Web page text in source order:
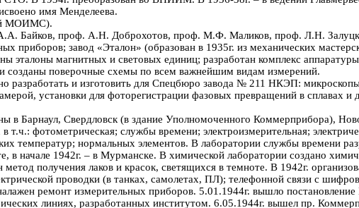
имя Менделеева.
МОИМС).
Байков, проф. А.Н. Доброхотов, проф. М.Ф. Маликов, проф. Л.Н.
приборов; завод «Эталон» (образован в 1935г. из механических
эталоны магнитных и световых единиц; разработан комплекс
созданы поверочные схемы по всем важнейшим видам измерений.
разработать и изготовить для Спецбюро завода № 211 НКЭП:
установки для фоторегистрации фазовых превращений в сплавах
в Барнаул, Свердловск (в здание Уполномоченного Коммерприбора),
фотометрическая; службы времени; электроизмерительная;
температур; нормальных элементов. В лаборатории службы времени
в начале 1942г. – в Мурманске. В химической лаборатории создано
получения лаков и красок, светящихся в темноте. В 1942г.
проводки (в танках, самолетах, ПЛ); телефонной связи с
ремонт измерительных приборов. 5.01.1944г. вышло
линиях, разработанных институтом. 6.05.1944г. вышел пр.